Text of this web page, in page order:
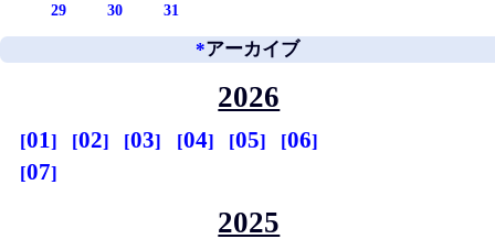
29 30 31
*アーカイブ
2026
01 02 03 04 05
06
07
2025